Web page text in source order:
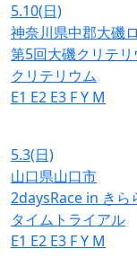
5.10(日)
神奈川県中郡大磯
第5回大磯クリテリ
クリテリウム
E1 E2 E3 FY M
5.3(日)
山口県山口市
2daysRace in きら
タイムトライアル
E1 E2 E3 FY M